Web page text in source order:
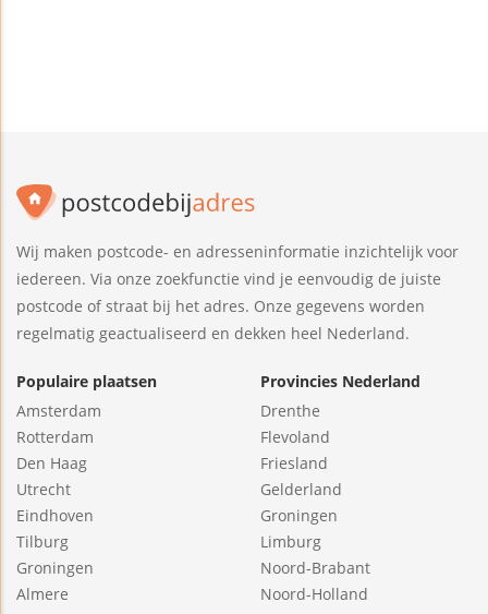
Wij maken postcode- en adresseninformatie inzichtelijk voor
iedereen. Via onze zoekfunctie vind je eenvoudig de juiste
postcode of straat bij het adres. Onze gegevens worden
regelmatig geactualiseerd en dekken heel Nederland.
Populaire plaatsen
Amsterdam
Rotterdam
Den Haag
Utrecht
Eindhoven
Tilburg
Groningen
Almere
Provincies Nederland
Drenthe
Flevoland
Friesland
Gelderland
Groningen
Limburg
Noord-Brabant
Noord-Holland